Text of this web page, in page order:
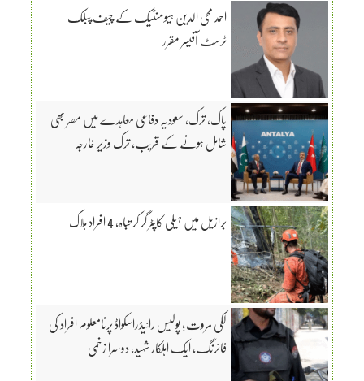
احمد محی الدین ہیومنٹیک کے چیف پبلک
ٹرسٹ آفیسر مقرر
پاک، ترک، سعودیہ دفاعی معاہدے میں مصر بھی
شامل ہونے کے قریب، ترک وزیر خارجہ
برازیل میں ہیلی کاپٹر گر کر تباہ، 4 افراد ہلاک
لکی مروت؛ پولیس رائیڈراسکواڈ پرنامعلوم افراد کی
فائرنگ، ایک اہلکار شہید، دوسرا زخمی